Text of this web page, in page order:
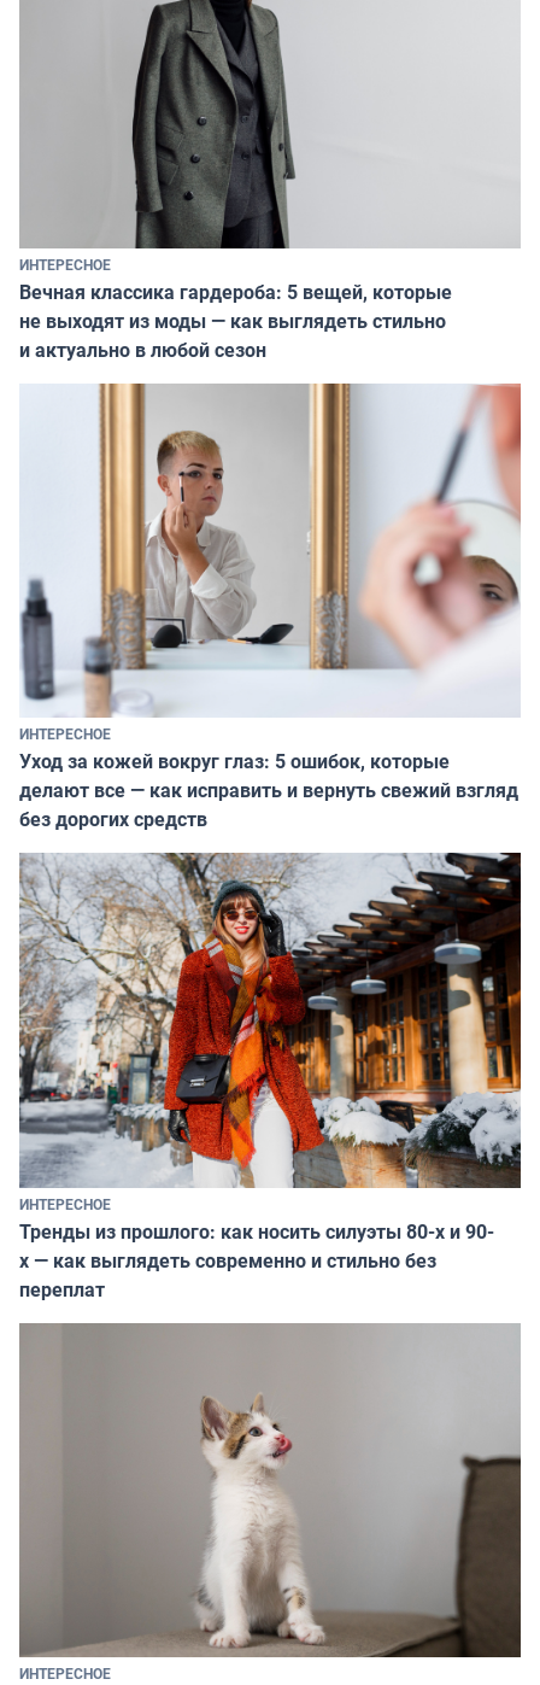
ИНТЕРЕСНОЕ
Вечная классика гардероба: 5 вещей, которые
не выходят из моды — как выглядеть стильно
и актуально в любой сезон
ИНТЕРЕСНОЕ
Уход за кожей вокруг глаз: 5 ошибок, которые
делают все — как исправить и вернуть свежий взгляд
без дорогих средств
ИНТЕРЕСНОЕ
Тренды из прошлого: как носить силуэты 80-х и 90-
х — как выглядеть современно и стильно без
переплат
ИНТЕРЕСНОЕ